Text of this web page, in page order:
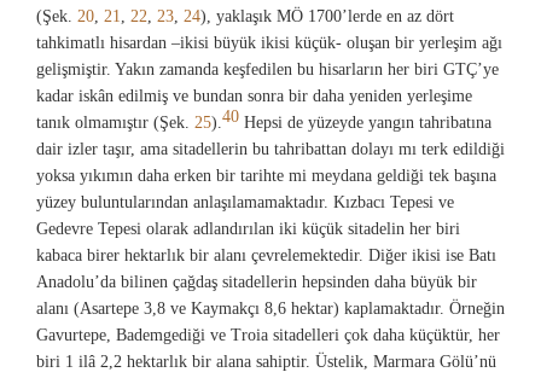
(Şek. 20, 21, 22, 23, 24), yaklaşık MÖ 1700’lerde en az dört
tahkimatlı hisardan –ikisi büyük ikisi küçük- oluşan bir yerleşim ağı
gelişmiştir. Yakın zamanda keşfedilen bu hisarların her biri GTÇ’ye
kadar iskân edilmiş ve bundan sonra bir daha yeniden yerleşime
tanık olmamıştır (Şek. 25).40 Hepsi de yüzeyde yangın tahribatına
dair izler taşır, ama sitadellerin bu tahribattan dolayı mı terk edildiği
yoksa yıkımın daha erken bir tarihte mi meydana geldiği tek başına
yüzey buluntularından anlaşılamamaktadır. Kızbacı Tepesi ve
Gedevre Tepesi olarak adlandırılan iki küçük sitadelin her biri
kabaca birer hektarlık bir alanı çevrelemektedir. Diğer ikisi ise Batı
Anadolu’da bilinen çağdaş sitadellerin hepsinden daha büyük bir
alanı (Asartepe 3,8 ve Kaymakçı 8,6 hektar) kaplamaktadır. Örneğin
Gavurtepe, Bademgediği ve Troia sitadelleri çok daha küçüktür, her
biri 1 ilâ 2,2 hektarlık bir alana sahiptir. Üstelik, Marmara Gölü’nü